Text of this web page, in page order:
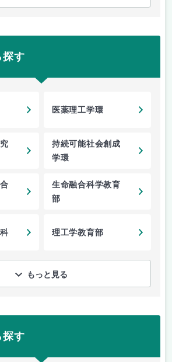
探す
医薬理工学環
持続可能社会創成
学環
生命融合科学教育
部
理工学教育部
もっと見る
探す